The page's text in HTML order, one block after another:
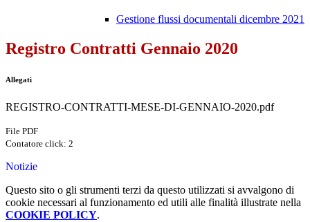
Gestione flussi documentali dicembre 2021
Registro Contratti Gennaio 2020
Allegati
REGISTRO-CONTRATTI-MESE-DI-GENNAIO-2020.pdf
File PDF
Contatore click: 2
Notizie
Questo sito o gli strumenti terzi da questo utilizzati si avvalgono di
cookie necessari al funzionamento ed utili alle finalità illustrate nella
COOKIE POLICY.